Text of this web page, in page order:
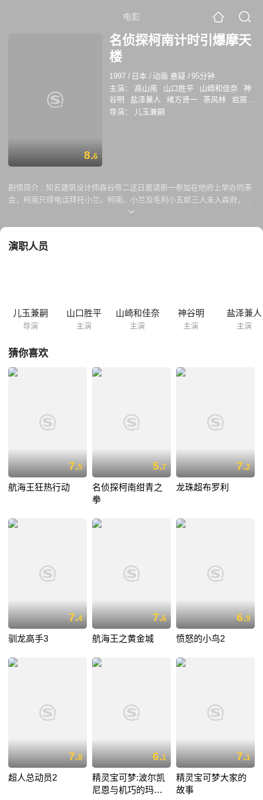
电影
8.6
名侦探柯南计时引爆摩天
楼
1997 / 日本 / 动画 悬疑 /95分钟
主演：
高山南 山口胜平 山崎和佳奈
神
谷明
盐泽兼人 绪方贤一 茶风林
岩居由
希子
高木涉 大谷育江
导演： 儿玉兼嗣
剧情简介 : 知名建筑设计师森谷帝二这日邀请新一参加在他府上举办的茶
会，柯南只得电话拜托小兰。柯南、小兰及毛利小五郎三人未入森府，已
被绝对对称的宏伟建筑吸引。衣香鬓影的茶会上，森谷帝二令人诧异地大
展览馆，交谈中，他感慨30多岁初成名时的作品不够对称称不上完美，并
炸弹放置的地点附近均有森谷帝二自认不完美的作品，心中一惊。众人拜
访森谷帝二时，柯南暗中将他的宅邸查看，找出凶犯正是他的证据，原...
演职人员
儿玉兼嗣
导演
山口胜平
主演
山崎和佳奈
主演
神谷明
主演
盐泽兼人
主演
猜你喜欢
7.5
航海王狂热行动
5.7
名侦探柯南绀青之
拳
7.2
龙珠超布罗利
7.4
驯龙高手3
7.6
航海王之黄金城
6.9
愤怒的小鸟2
7.8
超人总动员2
6.1
精灵宝可梦:波尔凯
尼恩与机巧的玛机
7.1
精灵宝可梦大家的
故事